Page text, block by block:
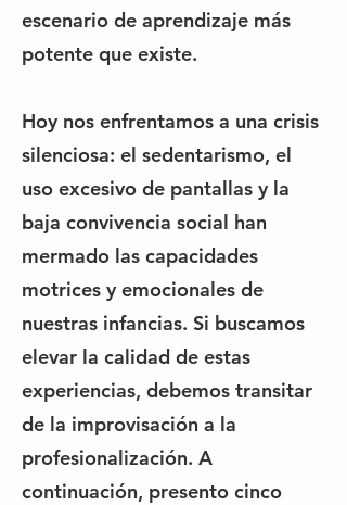
escenario de aprendizaje más
potente que existe.
Hoy nos enfrentamos a una crisis
silenciosa: el sedentarismo, el
uso excesivo de pantallas y la
baja convivencia social han
mermado las capacidades
motrices y emocionales de
nuestras infancias. Si buscamos
elevar la calidad de estas
experiencias, debemos transitar
de la improvisación a la
profesionalización. A
continuación, presento cinco